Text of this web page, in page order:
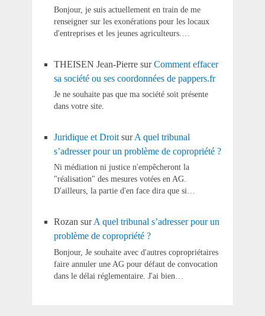
Bonjour, je suis actuellement en train de me
renseigner sur les exonérations pour les locaux
d'entreprises et les jeunes agriculteurs.…
THEISEN Jean-PierresurComment effacer
sa société ou ses coordonnées de pappers.fr
Je ne souhaite pas que ma société soit présente
dans votre site.
Juridique et DroitsurA quel tribunal
s’adresser pour un problème de copropriété ?
Ni médiation ni justice n'empêcheront la
"réalisation" des mesures votées en AG.
D'ailleurs, la partie d'en face dira que si…
RozansurA quel tribunal s’adresser pour un
problème de copropriété ?
Bonjour, Je souhaite avec d'autres copropriétaires
faire annuler une AG pour défaut de convocation
dans le délai réglementaire. J'ai bien…